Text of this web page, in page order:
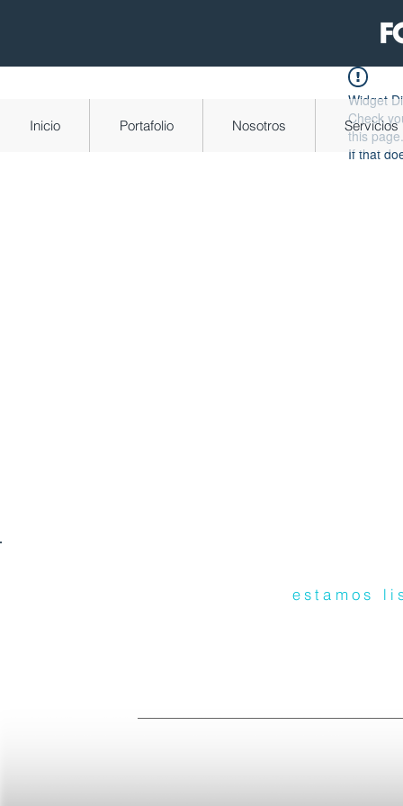
Widget
Check
this page.
If that
Inicio Portafolio Nosotros Servicios
estamos